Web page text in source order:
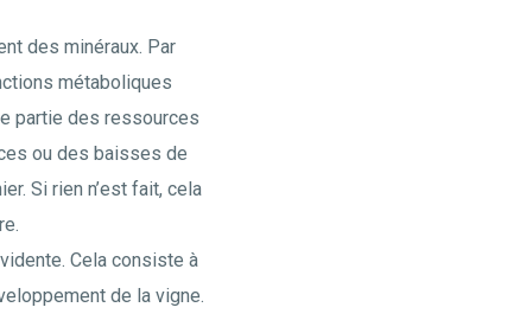
des minéraux. Par
métaboliques
partie des ressources
ou des baisses de
Si rien n’est fait, cela
Cela consiste à
de la vigne.